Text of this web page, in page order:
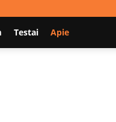
Testai Apie